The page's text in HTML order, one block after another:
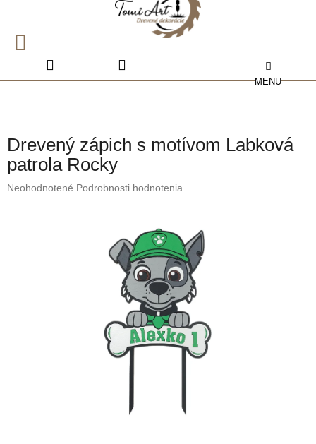
NÁKUPNÝ
Drevený zápich s motívom Labková
patrola Rocky
Priemerné
Neohodnotené Podrobnosti hodnotenia